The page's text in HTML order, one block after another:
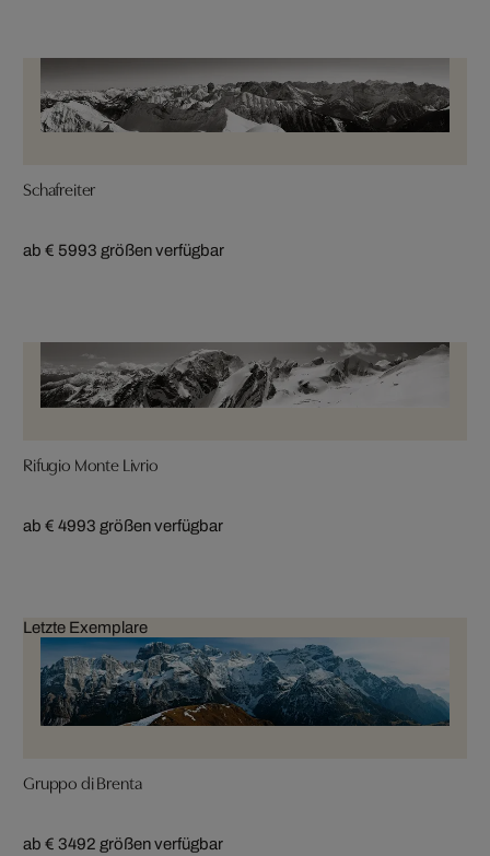
Schafreiter
ab € 5993 größen verfügbar
Rifugio Monte Livrio
ab € 4993 größen verfügbar
Letzte Exemplare
Gruppo di Brenta
ab € 3492 größen verfügbar